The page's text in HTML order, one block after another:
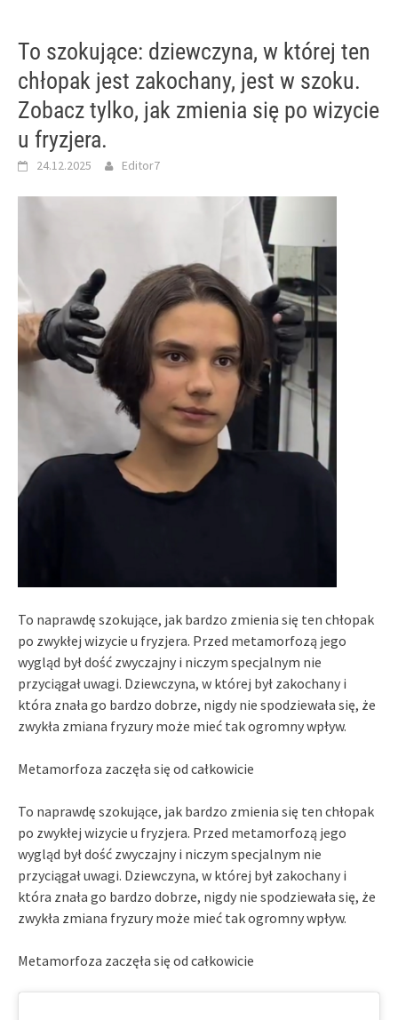
To szokujące: dziewczyna, w której ten
chłopak jest zakochany, jest w szoku.
Zobacz tylko, jak zmienia się po wizycie
u fryzjera.
24.12.2025 Editor7
To naprawdę szokujące, jak bardzo zmienia się ten chłopak
po zwykłej wizycie u fryzjera. Przed metamorfozą jego
wygląd był dość zwyczajny i niczym specjalnym nie
przyciągał uwagi. Dziewczyna, w której był zakochany i
która znała go bardzo dobrze, nigdy nie spodziewała się, że
zwykła zmiana fryzury może mieć tak ogromny wpływ.
Metamorfoza zaczęła się od całkowicie
To naprawdę szokujące, jak bardzo zmienia się ten chłopak
po zwykłej wizycie u fryzjera. Przed metamorfozą jego
wygląd był dość zwyczajny i niczym specjalnym nie
przyciągał uwagi. Dziewczyna, w której był zakochany i
która znała go bardzo dobrze, nigdy nie spodziewała się, że
zwykła zmiana fryzury może mieć tak ogromny wpływ.
Metamorfoza zaczęła się od całkowicie